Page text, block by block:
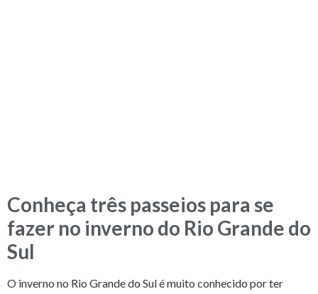
Conheça três passeios para se
fazer no inverno do Rio Grande do
Sul
O inverno no Rio Grande do Sul é muito conhecido por ter